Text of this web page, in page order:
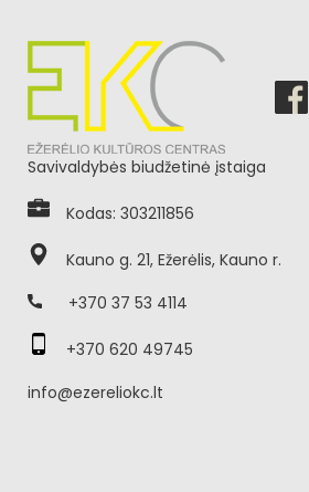
Savivaldybės biudžetinė įstaiga
Kodas: 303211856
Kauno g. 21, Ežerėlis, Kauno r.
+370 37 53 4114
+370 620 49745
info@ezereliokc.lt